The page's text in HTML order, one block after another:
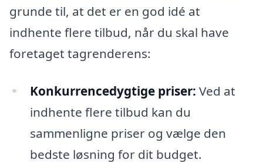
grunde til, at det er en god idé at
indhente flere tilbud, når du skal have
foretaget tagrenderens:
Konkurrencedygtige priser: Ved at
indhente flere tilbud kan du
sammenligne priser og vælge den
bedste løsning for dit budget.